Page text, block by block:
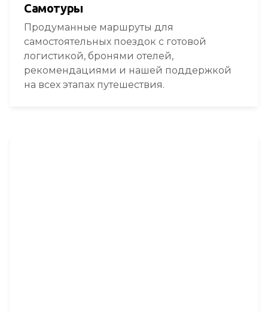
Самотуры
Продуманные маршруты для
самостоятельных поездок с готовой
логистикой, бронями отелей,
рекомендациями и нашей поддержкой
на всех этапах путешествия.